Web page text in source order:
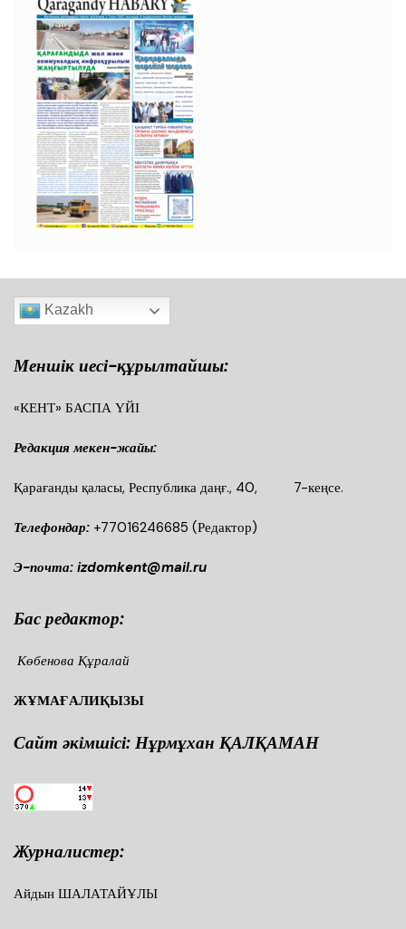
Kazakh
Меншік иесі-құрылтайшы:
«КЕНТ» БАСПА ҮЙІ
Редакция мекен-жайы:
Қарағанды қаласы, Республика даңғ., 40, 7-кеңсе.
Телефондар: +77016246685 (Редактор)
Э-почта: izdomkent@mail.ru
Бас редактор:
Көбенова Құралай
ЖҰМАҒАЛИҚЫЗЫ
Сайт әкімшісі: Нұрмұхан ҚАЛҚАМАН
Журналистер:
Айдын ШАЛАТАЙҰЛЫ